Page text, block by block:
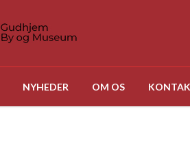
NYHEDER OM OS